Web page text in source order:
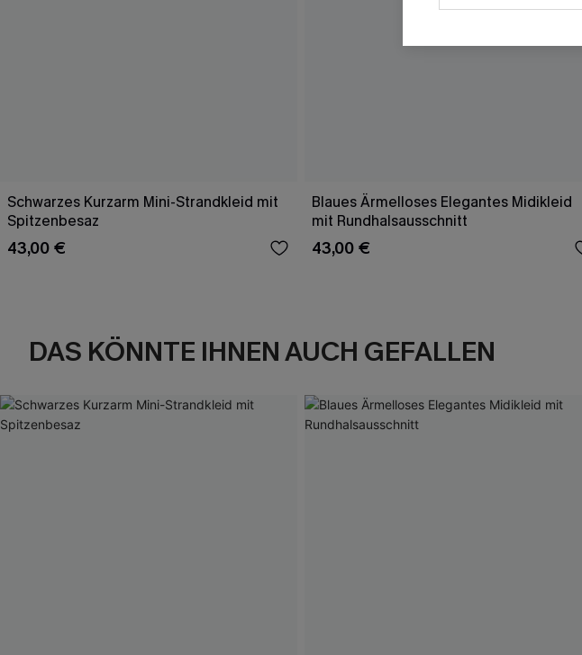
Schwarzes Kurzarm Mini-Strandkleid mit
Spitzenbesaz
43,00 €
Blaues Ärmelloses Elegantes Midikleid
mit Rundhalsausschnitt
43,00 €
DAS KÖNNTE IHNEN AUCH GEFALLEN